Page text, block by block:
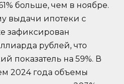
больше, чем в ноябре.
выдачи ипотеки с
зафиксирован
рублей, что
показатель на 59%. В
2024 года объемы